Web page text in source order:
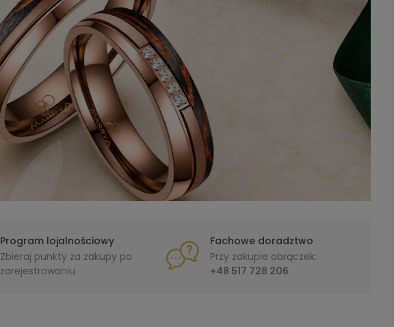
Program lojalnościowy
Zbieraj punkty za zakupy po
zarejestrowaniu
Fachowe doradztwo
Przy zakupie obrączek:
+48 517 728 206